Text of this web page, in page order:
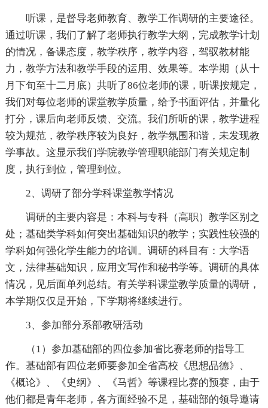
听课，是督导老师教育、教学工作调研的主要途径。
通过听课，我们了解了老师执行教学大纲，完成教学计划
的情况，备课态度，教学秩序，教学内容，驾驭教材能
力，教学方法和教学手段的运用、效果等。本学期（从十
月下旬至十二月底）共听了86位老师的课，听课按规定，
我们对每位老师的课堂教学质量，给予书面评估，并量化
打分，课后向老师反馈、交流。我们所听的课，教学进程
较为规范，教学秩序较为良好，教学氛围和谐，未发现教
学事故。这显示我们学院教学管理职能部门有关规定制
度，执行到位，管理到位。
2、调研了部分学科课堂教学情况
调研的主要内容是：本科与专科（高职）教学区别之
处；基础类学科如何突出基础知识的教学；实践性较强的
学科如何强化学生能力的培训。调研的科目有：大学语
文，法律基础知识，应用文写作和秘书学等。调研的具体
情况，见后面单列总结。有关学科课堂教学质量的调研，
本学期仅仅是开始，下学期将继续进行。
3、参加部分系部教研活动
（1）参加基础部的四位参加省比赛老师的指导工
作。基础部有四位老师要参加全省高校《思想品德》、
《概论》、《史纲》、《马哲》等课程比赛的预赛，由于
他们都是青年老师，各方面经验不足，基础部的领导邀请